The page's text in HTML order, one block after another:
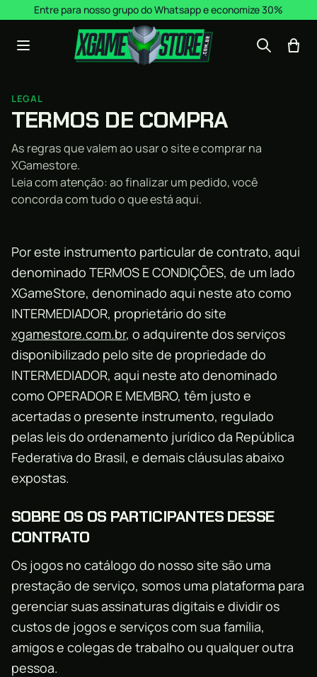
Pular para o conteúdo
Entre para nosso grupo do Whatsapp e economize 30%
LEGAL
TERMOS DE COMPRA
As regras que valem ao usar o site e comprar na
XGamestore.
Leia com atenção: ao finalizar um pedido, você
concorda com tudo o que está aqui.
Por este instrumento particular de contrato, aqui
denominado TERMOS E CONDIÇÕES, de um lado
XGameStore, denominado aqui neste ato como
INTERMEDIADOR, proprietário do site
xgamestore.com.br, o adquirente dos serviços
disponibilizado pelo site de propriedade do
INTERMEDIADOR, aqui neste ato denominado
como OPERADOR E MEMBRO, têm justo e
acertadas o presente instrumento, regulado
pelas leis do ordenamento jurídico da República
Federativa do Brasil, e demais cláusulas abaixo
expostas.
SOBRE OS OS PARTICIPANTES DESSE
CONTRATO
Os jogos no catálogo do nosso site são uma
prestação de serviço, somos uma plataforma para
gerenciar suas assinaturas digitais e dividir os
custos de jogos e serviços com sua família,
amigos e colegas de trabalho ou qualquer outra
pessoa.